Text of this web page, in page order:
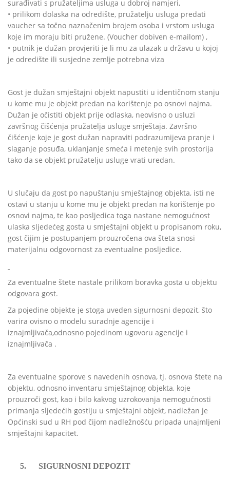
surađivati s pružateljima usluga u dobroj namjeri,
• prilikom dolaska na odredište, pružatelju usluga predati
vaucher sa točno naznačenim brojem osoba i vrstom usluga
koje im moraju biti pružene. (Voucher dobiven e-mailom) ,
• putnik je dužan provjeriti je li mu za ulazak u državu u kojoj
je odredište ili susjedne zemlje potrebna viza
Gost je dužan smještajni objekt napustiti u identičnom stanju
u kome mu je objekt predan na korištenje po osnovi najma.
Dužan je očistiti objekt prije odlaska, neovisno o usluzi
završnog čišćenja pružatelja usluge smještaja. Završno
čišćenje koje je gost dužan napraviti podrazumijeva pranje i
slaganje posuđa, uklanjanje smeća i metenje svih prostorija
tako da se objekt pružatelju usluge vrati uredan.
U slučaju da gost po napuštanju smještajnog objekta, isti ne
ostavi u stanju u kome mu je objekt predan na korištenje po
osnovi najma, te kao posljedica toga nastane nemogućnost
ulaska sljedećeg gosta u smještajni objekt u propisanom roku,
gost čijim je postupanjem prouzročena ova šteta snosi
materijalnu odgovornost za eventualne posljedice.
Za eventualne štete nastale prilikom boravka gosta u objektu
odgovara gost.
Za pojedine objekte je stoga uveden sigurnosni depozit, što
varira ovisno o modelu suradnje agencije i
iznajmljivača,odnosno pojedinom ugovoru agencije i
iznajmljivača .
Za eventualne sporove s navedenih osnova, tj. osnova štete na
objektu, odnosno inventaru smještajnog objekta, koje
prouzroči gost, kao i bilo kakvog uzrokovanja nemogućnosti
primanja sljedećih gostiju u smještajni objekt, nadležan je
Općinski sud u RH pod čijom nadležnošću pripada unajmljeni
smještajni kapacitet.
5. SIGURNOSNI DEPOZIT